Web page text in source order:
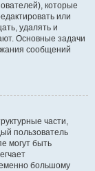
которые
или
удалять и
Основные задачи
сообщений
части,
пользователь
могут быть
большому